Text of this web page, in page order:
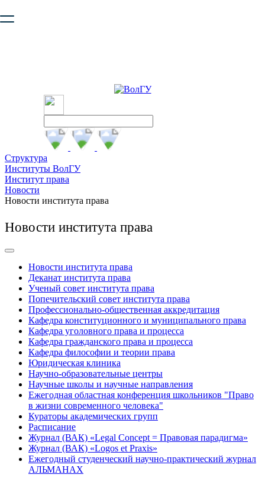
безопасную работу с сайтом. Пожалуйста
Структура
Институты ВолГУ
Институт права
Новости
Новости института права
Новости института права
Новости института права
Деканат института права
Ученый совет института права
Попечительский совет института права
Профессионально-общественная аккредитация
Кафедра конституционного и муниципального права
Кафедра уголовного права и процесса
Кафедра гражданского права и процесса
Кафедра философии и теории права
Юридическая клиника
Научно-образовательные центры
Научные школы и научные направления
Ежегодная областная конференция школьников "Право
в жизни современного человека"
Кураторы академических групп
Расписание
Журнал (ВАК) «Legal Concept = Правовая парадигма»
Журнал (ВАК) «Logos et Praxis»
Ежегодный студенческий научно-практический журнал
АЛЬМАНАХ